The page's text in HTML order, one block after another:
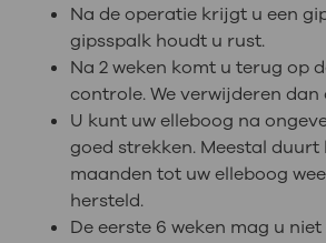
Na de operatie krijgt u een
gipsspalk houdt u rust.
Na 2 weken komt u terug op
controle. We verwijderen dan
U kunt uw elleboog na
goed strekken. Meestal duurt
maanden tot uw elleboog
hersteld.
De eerste 6 weken mag u